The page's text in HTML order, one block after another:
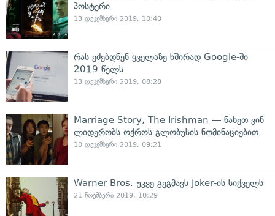
პოსტერი
13 დეკემბერი 2019, 10:40
რას ეძებდნენ ყველაზე ხშირად Google-ში
2019 წელს
13 დეკემბერი 2019, 08:28
Marriage Story, The Irishman — ნახეთ ვინ
ლიდერობს ოქროს გლობუსის ნომინაციებით
10 დეკემბერი 2019, 09:21
Warner Bros. უკვე გეგმავს Joker-ის სიქველს
21 ნოემბერი 2019, 10:29